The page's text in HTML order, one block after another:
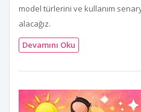
model türlerini ve kullanım
alacağız.
Devamını Oku